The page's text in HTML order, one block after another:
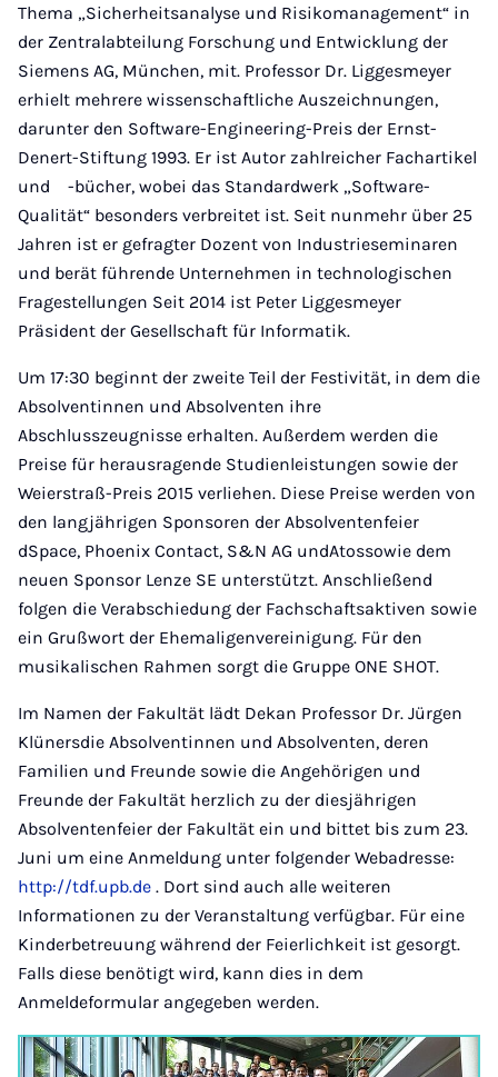
Thema „Sicherheitsanalyse und Risikomanagement“ in
der Zentralabteilung Forschung und Entwicklung der
Siemens AG, München, mit. Professor Dr. Liggesmeyer
erhielt mehrere wissenschaftliche Auszeichnungen,
darunter den Software-Engineering-Preis der Ernst-
Denert-Stiftung 1993. Er ist Autor zahlreicher Fachartikel
und -bücher, wobei das Standardwerk „Software-
Qualität“ besonders verbreitet ist. Seit nunmehr über 25
Jahren ist er gefragter Dozent von Industrieseminaren
und berät führende Unternehmen in technologischen
Fragestellungen Seit 2014 ist Peter Liggesmeyer
Präsident der Gesellschaft für Informatik.
Um 17:30 beginnt der zweite Teil der Festivität, in dem die
Absolventinnen und Absolventen ihre
Abschlusszeugnisse erhalten. Außerdem werden die
Preise für herausragende Studienleistungen sowie der
Weierstraß-Preis 2015 verliehen. Diese Preise werden von
den langjährigen Sponsoren der Absolventenfeier
dSpace, Phoenix Contact, S&N AG undAtossowie dem
neuen Sponsor Lenze SE unterstützt. Anschließend
folgen die Verabschiedung der Fachschaftsaktiven sowie
ein Grußwort der Ehemaligenvereinigung. Für den
musikalischen Rahmen sorgt die Gruppe ONE SHOT.
Im Namen der Fakultät lädt Dekan Professor Dr. Jürgen
Klünersdie Absolventinnen und Absolventen, deren
Familien und Freunde sowie die Angehörigen und
Freunde der Fakultät herzlich zu der diesjährigen
Absolventenfeier der Fakultät ein und bittet bis zum 23.
Juni um eine Anmeldung unter folgender Webadresse:
http://tdf.upb.de . Dort sind auch alle weiteren
Informationen zu der Veranstaltung verfügbar. Für eine
Kinderbetreuung während der Feierlichkeit ist gesorgt.
Falls diese benötigt wird, kann dies in dem
Anmeldeformular angegeben werden.